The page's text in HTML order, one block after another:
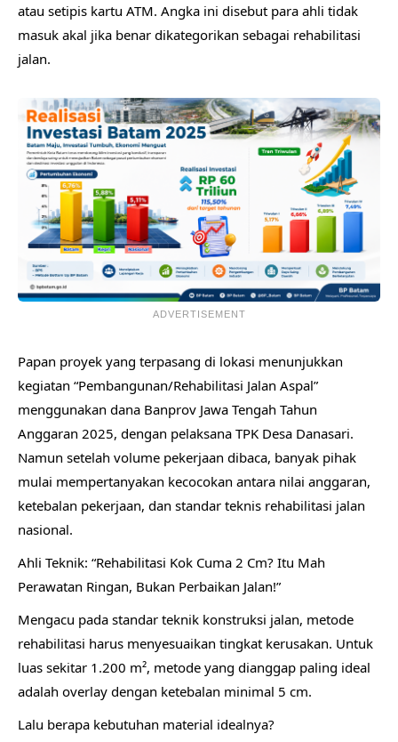
atau setipis kartu ATM. Angka ini disebut para ahli tidak
masuk akal jika benar dikategorikan sebagai rehabilitasi
jalan.
ADVERTISEMENT
Papan proyek yang terpasang di lokasi menunjukkan
kegiatan “Pembangunan/Rehabilitasi Jalan Aspal”
menggunakan dana Banprov Jawa Tengah Tahun
Anggaran 2025, dengan pelaksana TPK Desa Danasari.
Namun setelah volume pekerjaan dibaca, banyak pihak
mulai mempertanyakan kecocokan antara nilai anggaran,
ketebalan pekerjaan, dan standar teknis rehabilitasi jalan
nasional.
Ahli Teknik: “Rehabilitasi Kok Cuma 2 Cm? Itu Mah
Perawatan Ringan, Bukan Perbaikan Jalan!”
Mengacu pada standar teknik konstruksi jalan, metode
rehabilitasi harus menyesuaikan tingkat kerusakan. Untuk
luas sekitar 1.200 m², metode yang dianggap paling ideal
adalah overlay dengan ketebalan minimal 5 cm.
Lalu berapa kebutuhan material idealnya?